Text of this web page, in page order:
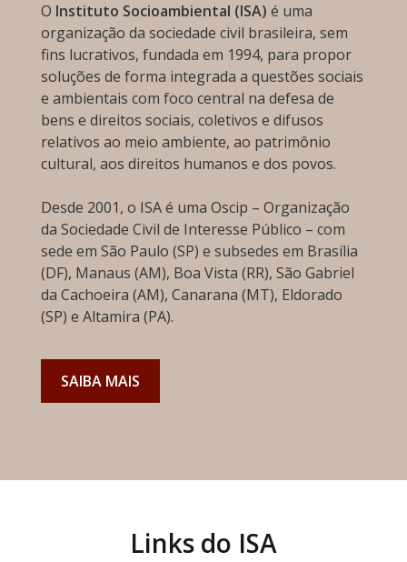
O Instituto Socioambiental (ISA) é uma
organização da sociedade civil brasileira, sem
fins lucrativos, fundada em 1994, para propor
soluções de forma integrada a questões sociais
e ambientais com foco central na defesa de
bens e direitos sociais, coletivos e difusos
relativos ao meio ambiente, ao patrimônio
cultural, aos direitos humanos e dos povos.
Desde 2001, o ISA é uma Oscip – Organização
da Sociedade Civil de Interesse Público – com
sede em São Paulo (SP) e subsedes em Brasília
(DF), Manaus (AM), Boa Vista (RR), São Gabriel
da Cachoeira (AM), Canarana (MT), Eldorado
(SP) e Altamira (PA).
SAIBA MAIS
Links do ISA